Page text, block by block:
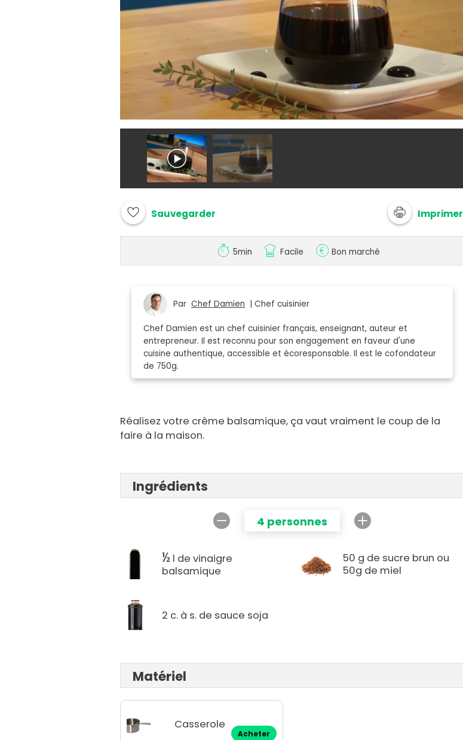
Sauvegarder Imprimer
5min Facile Bon marché
ParChef Damien | Chef cuisinier
Chef Damien est un chef cuisinier français, enseignant, auteur et
entrepreneur. Il est reconnu pour son engagement en faveur d'une
cuisine authentique, accessible et écoresponsable. Il est le cofondateur
de 750g.
Réalisez votre crème balsamique, ça vaut vraiment le coup de la
faire à la maison.
Ingrédients
4 personnes
½ l de vinaigre
balsamique
50 g de sucre brun ou
50g de miel
2 c. à s. de sauce soja
Matériel
Casserole
Acheter